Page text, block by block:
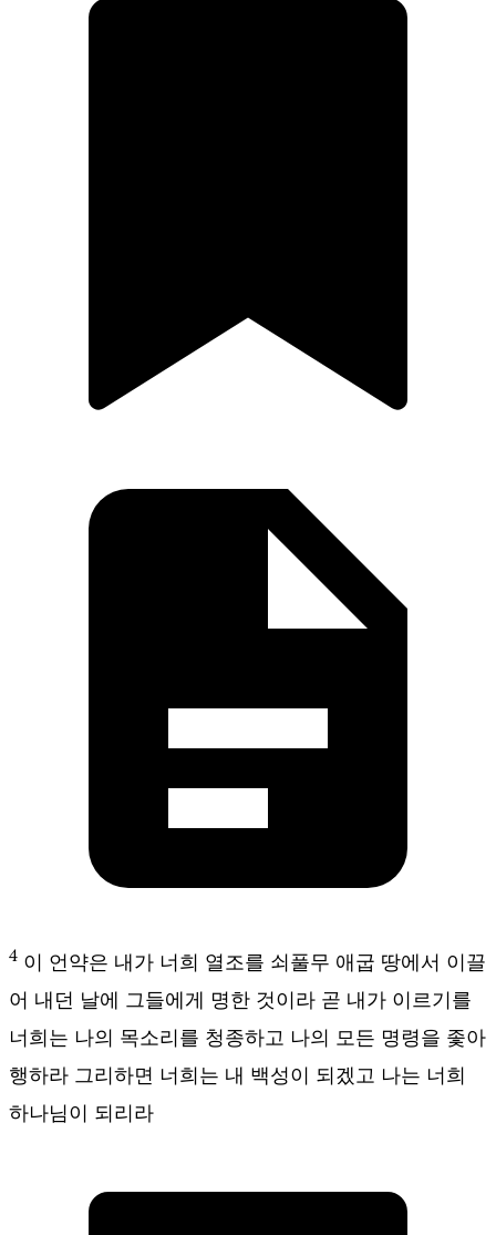
4 이 언약은 내가 너희 열조를 쇠풀무 애굽 땅에서 이끌
어 내던 날에 그들에게 명한 것이라 곧 내가 이르기를
너희는 나의 목소리를 청종하고 나의 모든 명령을 좇아
행하라 그리하면 너희는 내 백성이 되겠고 나는 너희
하나님이 되리라